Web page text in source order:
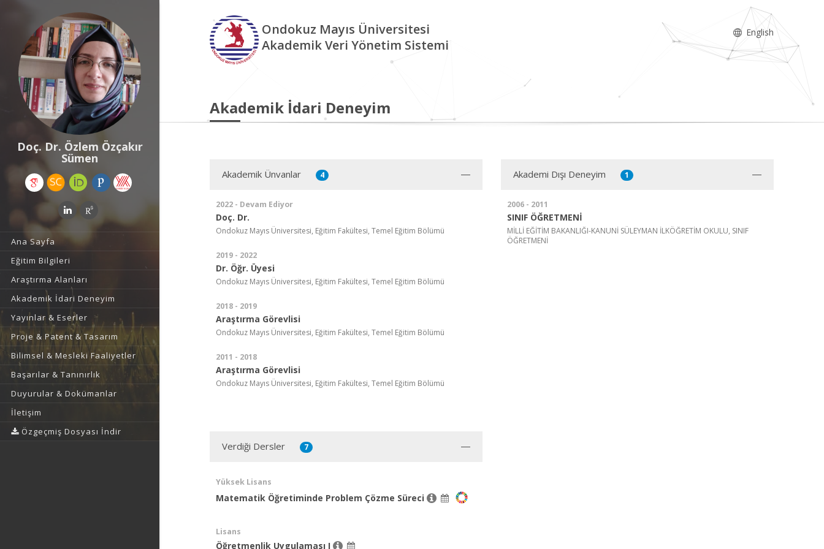
Doç. Dr. Özlem Özçakır
Sümen
Ana Sayfa
Eğitim Bilgileri
Araştırma Alanları
Akademik İdari Deneyim
Yayınlar & Eserler
Proje & Patent & Tasarım
Bilimsel & Mesleki Faaliyetler
Başarılar & Tanınırlık
Duyurular & Dokümanlar
İletişim
Özgeçmiş Dosyası İndir
Ondokuz Mayıs Üniversitesi
Akademik Veri Yönetim Sistemi
English
Akademik İdari Deneyim
Akademik Ünvanlar 4
2022 - Devam Ediyor
Doç. Dr.
Ondokuz Mayıs Üniversitesi, Eğitim Fakültesi, Temel Eğitim Bölümü
2019 - 2022
Dr. Öğr. Üyesi
Ondokuz Mayıs Üniversitesi, Eğitim Fakültesi, Temel Eğitim Bölümü
2018 - 2019
Araştırma Görevlisi
Ondokuz Mayıs Üniversitesi, Eğitim Fakültesi, Temel Eğitim Bölümü
2011 - 2018
Araştırma Görevlisi
Ondokuz Mayıs Üniversitesi, Eğitim Fakültesi, Temel Eğitim Bölümü
Akademi Dışı Deneyim 1
2006 - 2011
SINIF ÖĞRETMENİ
MİLLİ EĞİTİM BAKANLIĞI-KANUNİ SÜLEYMAN İLKÖĞRETİM OKULU, SINIF
ÖĞRETMENİ
Verdiği Dersler 7
Yüksek Lisans
Matematik Öğretiminde Problem Çözme Süreci
Lisans
Öğretmenlik Uygulaması I